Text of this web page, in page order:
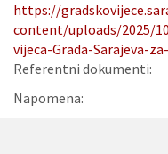
https://
content/uploads/2025/
vijeca-Grada-Sarajeva-
Referentni dokumenti:
Napomena: